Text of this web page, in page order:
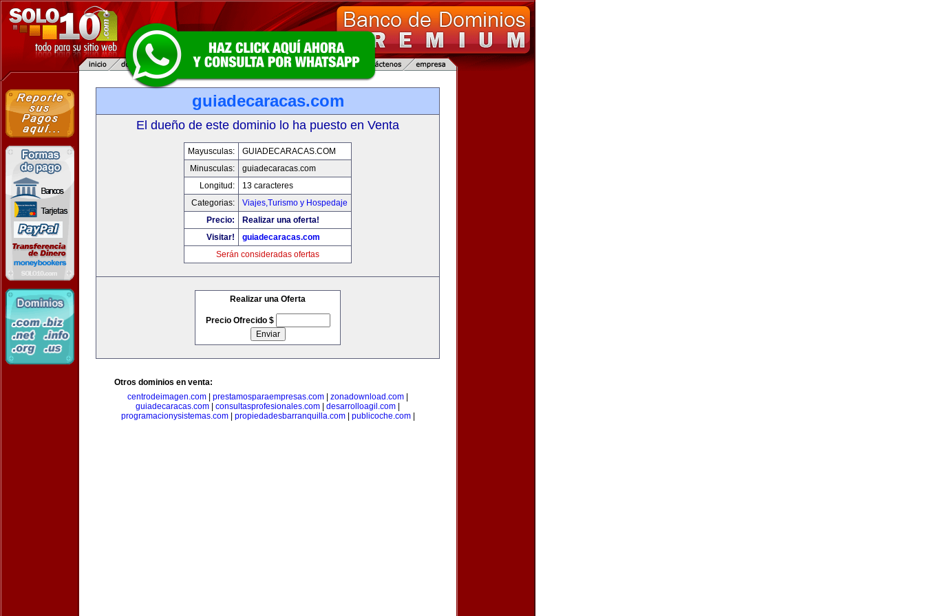
guiadecaracas.com
El dueño de este dominio lo ha puesto en Venta
Mayusculas:
GUIADECARACAS.COM
Minusculas:
guiadecaracas.com
Longitud:
13 caracteres
Categorias:
Viajes,Turismo y Hospedaje
Precio:
Realizar una oferta!
Visitar!
guiadecaracas.com
Serán consideradas ofertas
Realizar una Oferta
Precio Ofrecido $
Otros dominios en venta:
centrodeimagen.com
prestamosparaempresas.com zonadownload.com
guiadecaracas.com
consultasprofesionales.com desarrolloagil.com
programacionysistemas.com| propiedadesbarranquilla.com| publicoche.com|